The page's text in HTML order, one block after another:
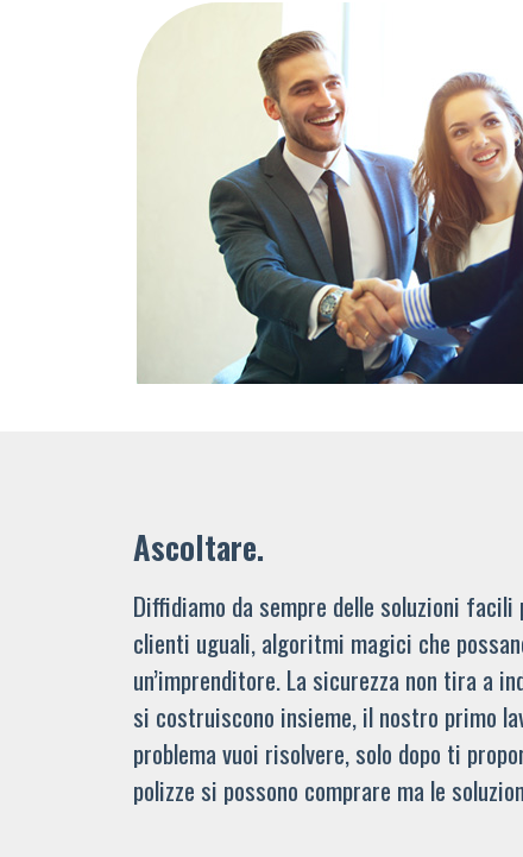
Ascoltare.
Diffidiamo da sempre delle soluzioni facili
clienti uguali, algoritmi magici che
un’imprenditore. La sicurezza non tira a
si costruiscono insieme, il nostro primo
problema vuoi risolvere, solo dopo ti
polizze si possono comprare ma le